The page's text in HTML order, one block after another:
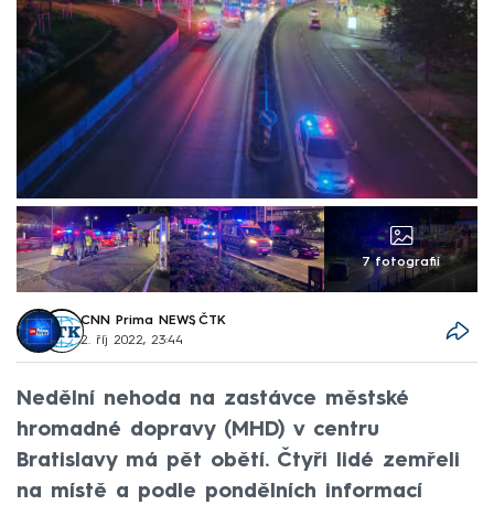
7 fotografií
CNN Prima NEWS, ČTK
2. říj 2022, 23:44
Nedělní nehoda na zastávce městské
hromadné dopravy (MHD) v centru
Bratislavy má pět obětí. Čtyři lidé zemřeli
na místě a podle pondělních informací